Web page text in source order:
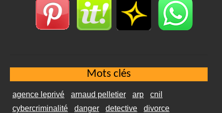
Mots clés
agence leprivé arnaud pelletier arp
cnil
cybercriminalité
danger detective
divorce